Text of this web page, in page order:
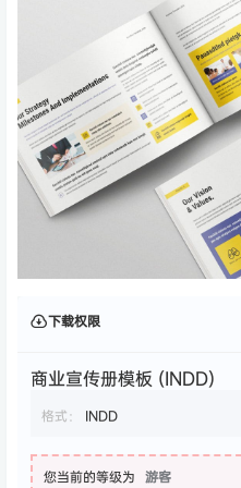
下载权限
商业宣传册模板 (INDD)
格式： INDD
您当前的等级为 游客